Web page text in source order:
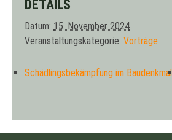
DETAILS
Datum: 15. November 2024
Veranstaltungskategorie: Vorträge
Schädlingsbekämpfung im Baudenkmal